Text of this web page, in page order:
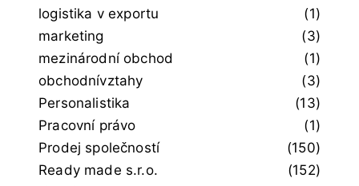
logistika v exportu
(1)
marketing
(3)
mezinárodní obchod
(1)
obchodnívztahy
(3)
Personalistika
(13)
Pracovní právo
(1)
Prodej společností
(150)
Ready made s.r.o.
(152)